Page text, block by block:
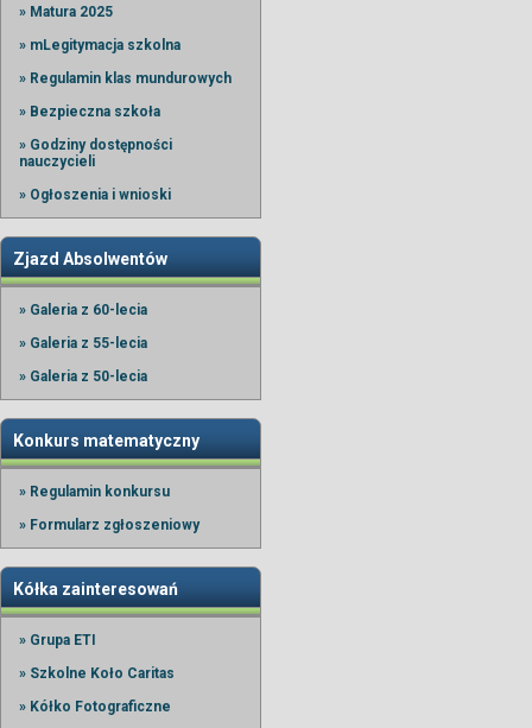
» Matura 2025
» mLegitymacja szkolna
» Regulamin klas mundurowych
» Bezpieczna szkoła
» Godziny dostępności
nauczycieli
» Ogłoszenia i wnioski
Zjazd Absolwentów
» Galeria z 60-lecia
» Galeria z 55-lecia
» Galeria z 50-lecia
Konkurs matematyczny
» Regulamin konkursu
» Formularz zgłoszeniowy
Kółka zainteresowań
» Grupa ETI
» Szkolne Koło Caritas
» Kółko Fotograficzne